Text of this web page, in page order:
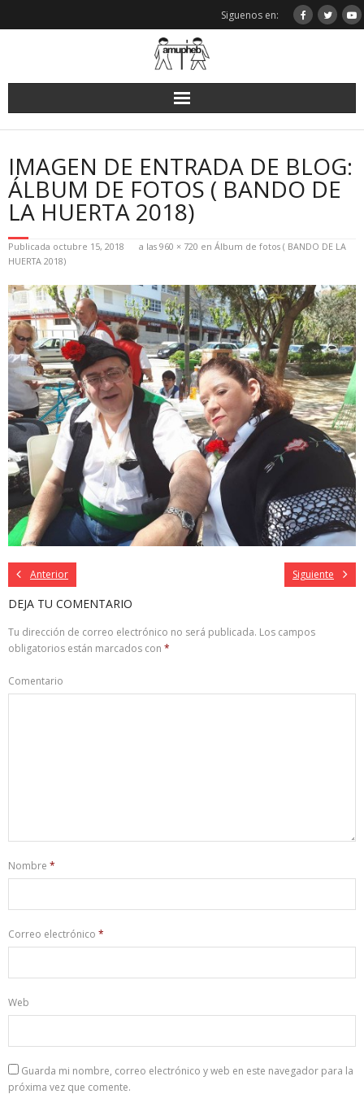
Siguenos en:
IMAGEN DE ENTRADA DE BLOG:
ÁLBUM DE FOTOS ( BANDO DE
LA HUERTA 2018)
Publicada octubre 15, 2018 a las 960 × 720 en Álbum de fotos ( BANDO DE LA
HUERTA 2018)
Anterior Siguiente
DEJA TU COMENTARIO
Tu dirección de correo electrónico no será publicada. Los campos
obligatorios están marcados con *
Comentario
Nombre *
Correo electrónico *
Web
Guarda mi nombre, correo electrónico y web en este navegador para la
próxima vez que comente.